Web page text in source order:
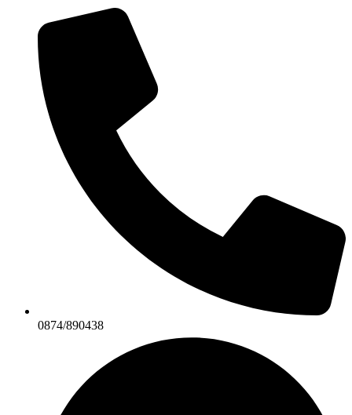
0874/890438